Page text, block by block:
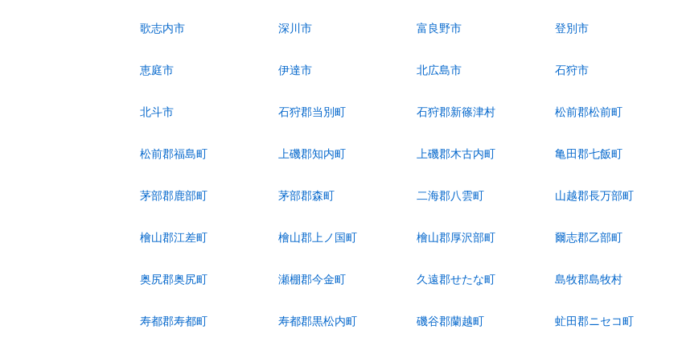
歌志内市 深川市 富良野市 登別市
恵庭市 伊達市 北広島市 石狩市
北斗市 石狩郡当別町 石狩郡新篠津村 松前郡松前町
松前郡福島町 上磯郡知内町 上磯郡木古内町 亀田郡七飯町
茅部郡鹿部町 茅部郡森町 二海郡八雲町 山越郡長万部町
檜山郡江差町 檜山郡上ノ国町 檜山郡厚沢部町 爾志郡乙部町
奥尻郡奥尻町 瀬棚郡今金町 久遠郡せたな町 島牧郡島牧村
寿都郡寿都町 寿都郡黒松内町 磯谷郡蘭越町 虻田郡ニセコ町